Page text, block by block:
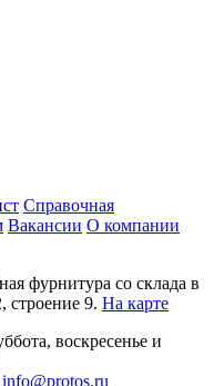
Справочная
Вакансии О компании
фурнитура со склада в
строение 9. На карте
воскресенье и
info@protos.ru